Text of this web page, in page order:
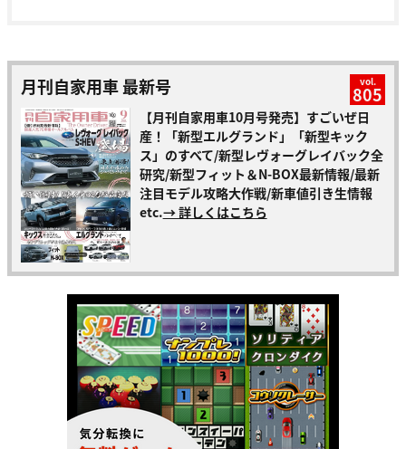
月刊自家用車 最新号 vol.
805
【月刊自家用車10月号発売】すごいぜ日
産！「新型エルグランド」「新型キック
ス」のすべて/新型レヴォーグレイバック全
研究/新型フィット＆N-BOX最新情報/最新
注目モデル攻略大作戦/新車値引き生情報
etc.→ 詳しくはこちら